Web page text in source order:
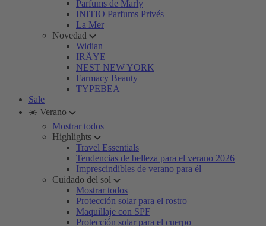
Parfums de Marly
INITIO Parfums Privés
La Mer
Novedad
Widian
IRÄYE
NEST NEW YORK
Farmacy Beauty
TYPEBEA
Sale
☀️ Verano
Mostrar todos
Highlights
Travel Essentials
Tendencias de belleza para el verano 2026
Imprescindibles de verano para él
Cuidado del sol
Mostrar todos
Protección solar para el rostro
Maquillaje con SPF
Protección solar para el cuerpo